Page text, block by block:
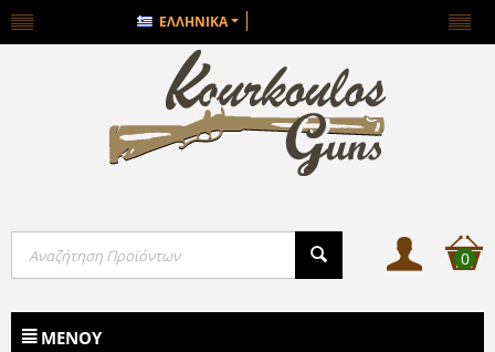
ΕΛΛΗΝΙΚΆ
0
ΜΕΝΟΎ